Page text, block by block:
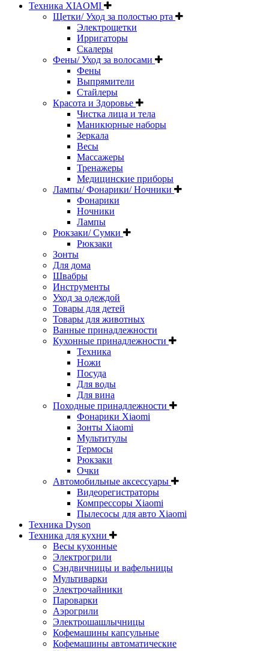
Техника XIAOMI
Щетки/ Уход за полостью рта
Электрощетки
Ирригаторы
Скалеры
Фены/ Уход за волосами
Фены
Выпрямители
Стайлеры
Красота и Здоровье
Чистка лица и тела
Маникюрные наборы
Зеркала
Весы
Массажеры
Тренажеры
Медицинские приборы
Лампы/ Фонарики/ Ночники
Фонарики
Ночники
Лампы
Рюкзаки/ Сумки
Рюкзаки
Зонты
Для дома
Швабры
Инструменты
Уход за одеждой
Товары для детей
Товары для животных
Ванные принадлежности
Кухонные принадлежности
Техника
Ножи
Посуда
Для воды
Для вина
Походные принадлежности
Фонарики Xiaomi
Зонты Xiaomi
Мультитулы
Термосы
Рюкзаки
Очки
Автомобильные аксессуары
Видеорегистраторы
Компрессоры Xiaomi
Пылесосы для авто Xiaomi
Техника Dyson
Техника для кухни
Весы кухонные
Электрогрили
Сэндвичницы и вафельницы
Мультиварки
Электрочайники
Пароварки
Аэрогрили
Электрошашлычницы
Кофемашины капсульные
Кофемашины автоматические